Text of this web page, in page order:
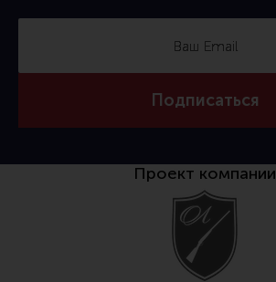
Подписаться
Проект компании